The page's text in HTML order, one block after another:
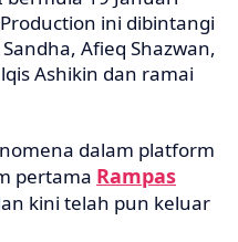
ini dibintangi
Afieq Shazwan,
Ashikin dan ramai
dalam platform
pertama Rampas
kini telah pun keluar